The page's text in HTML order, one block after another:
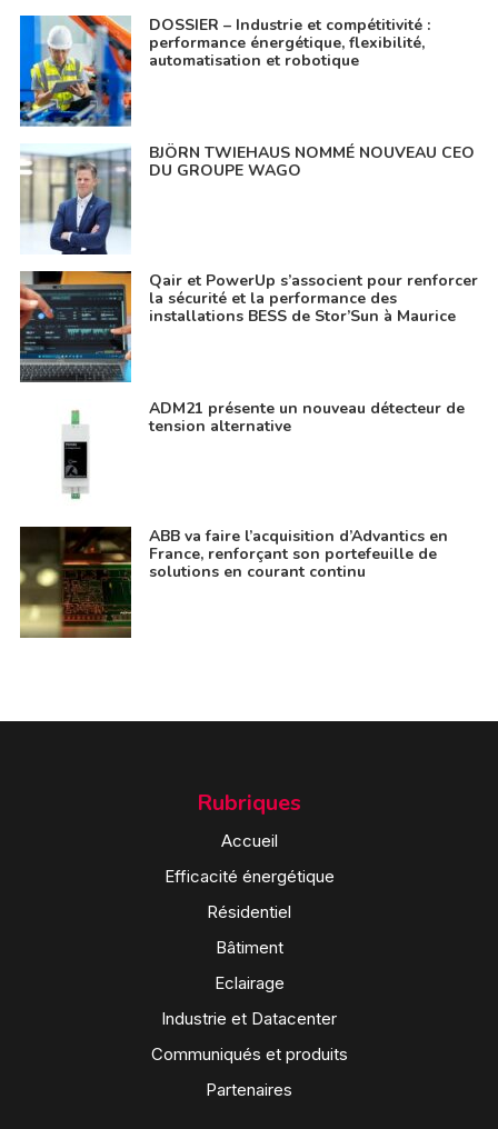
DOSSIER – Industrie et compétitivité :
performance énergétique, flexibilité,
automatisation et robotique
BJÖRN TWIEHAUS NOMMÉ NOUVEAU CEO
DU GROUPE WAGO
Qair et PowerUp s’associent pour renforcer
la sécurité et la performance des
installations BESS de Stor’Sun à Maurice
ADM21 présente un nouveau détecteur de
tension alternative
ABB va faire l’acquisition d’Advantics en
France, renforçant son portefeuille de
solutions en courant continu
Rubriques
Accueil
Efficacité énergétique
Résidentiel
Bâtiment
Eclairage
Industrie et Datacenter
Communiqués et produits
Partenaires